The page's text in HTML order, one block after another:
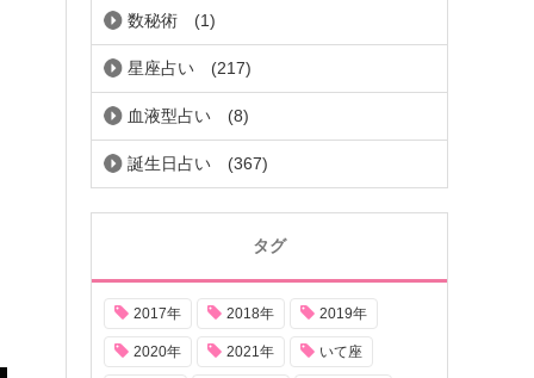
数秘術 (1)
星座占い (217)
血液型占い (8)
誕生日占い (367)
タグ
2017年 2018年 2019年
2020年 2021年 いて座